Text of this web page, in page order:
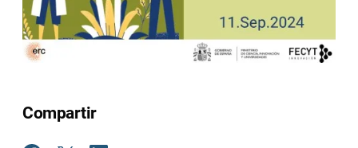
Compartir